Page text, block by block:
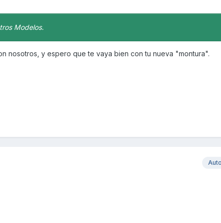
Modelos.
nosotros, y espero que te vaya bien con tu nueva "montura".